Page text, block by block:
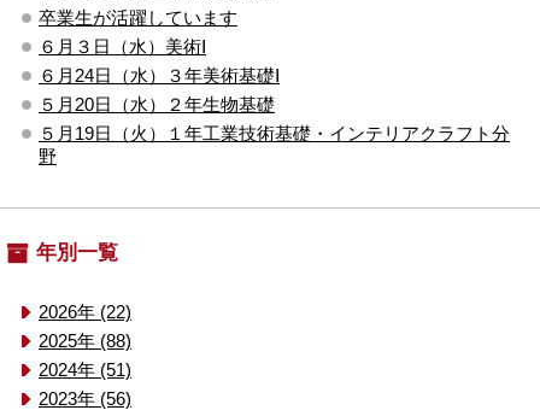
卒業生が活躍しています
６月３日（水）美術Ⅰ
６月24日（水）３年美術基礎Ⅰ
５月20日（水）２年生物基礎
５月19日（火）１年工業技術基礎・インテリアクラフト分
野
年別一覧
2026年 (22)
2025年 (88)
2024年 (51)
2023年 (56)